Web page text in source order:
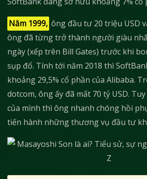
Năm 1999, ông đầu tư 20 triệu USD
ông đã từng trở thành người giàu
ngày (xếp trên Bill Gates) trước khi
sụp đổ. Tính tới năm 2018 thì
khoảng 29,5% cổ phần của Alibaba.
dotcom, ông ấy đã mất 70 tỷ USD.
của mình thì ông nhanh chóng hồi
tiến hành những thương vụ đầu tư